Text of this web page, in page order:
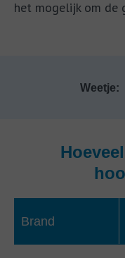
het mogelijk om de
Weetje:
Brand